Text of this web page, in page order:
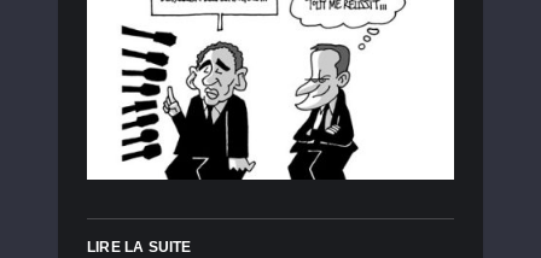
LIRE LA SUITE